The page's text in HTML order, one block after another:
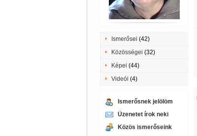
Ismerősei (42)
Közösségei (32)
Képei (44)
Videói (4)
Ismerősnek jelölöm
Üzenetet írok neki
Közös ismerőseink